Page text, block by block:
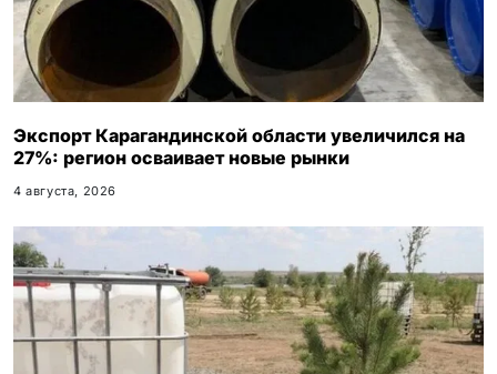
Экспорт Карагандинской области увеличился на
27%: регион осваивает новые рынки
4 августа, 2026